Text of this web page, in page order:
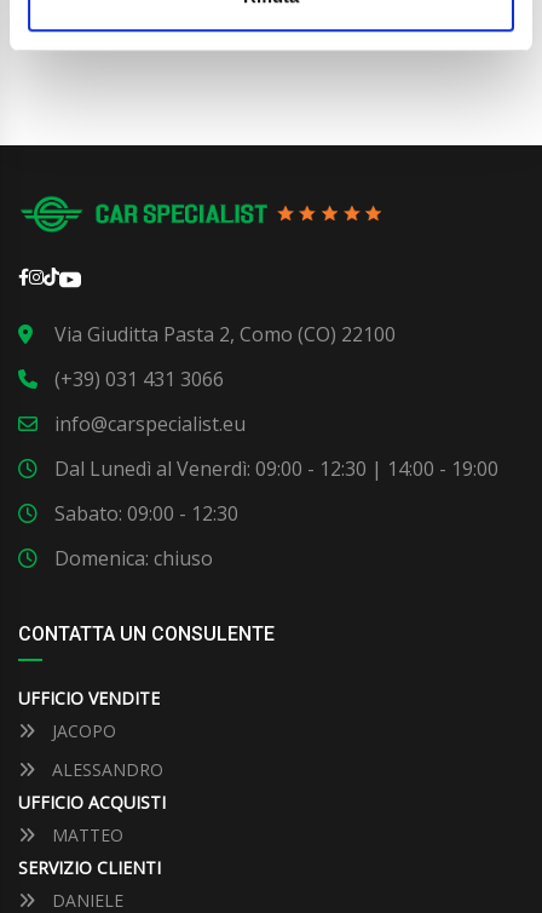
Via Giuditta Pasta 2, Como (CO) 22100
(+39) 031 431 3066
info@carspecialist.eu
Dal Lunedì al Venerdì: 09:00 - 12:30 | 14:00 - 19:00
Sabato: 09:00 - 12:30
Domenica: chiuso
CONTATTA UN CONSULENTE
UFFICIO VENDITE
JACOPO
ALESSANDRO
UFFICIO ACQUISTI
MATTEO
SERVIZIO CLIENTI
DANIELE